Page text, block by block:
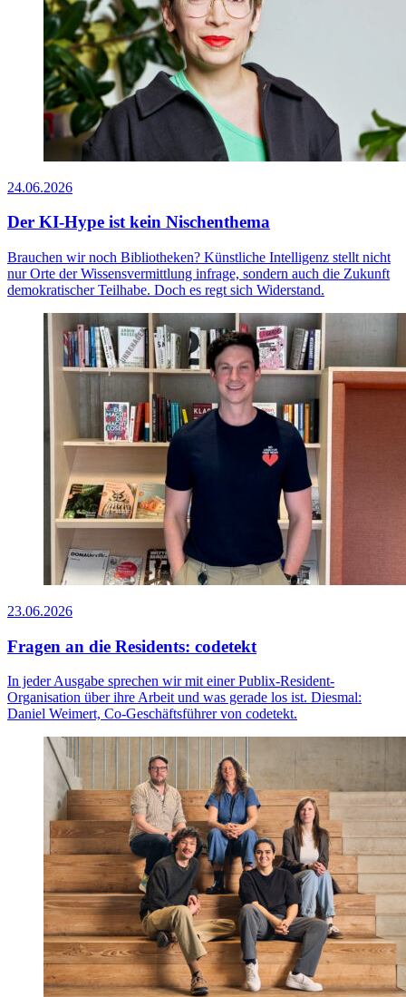
24.06.2026
Der KI-Hype ist kein Nischenthema
Brauchen wir noch Bibliotheken? Künstliche Intelligenz stellt nicht
nur Orte der Wissensvermittlung infrage, sondern auch die Zukunft
demokratischer Teilhabe. Doch es regt sich Widerstand.
23.06.2026
Fragen an die Residents: codetekt
In jeder Ausgabe sprechen wir mit einer Publix-Resident-
Organisation über ihre Arbeit und was gerade los ist. Diesmal:
Daniel Weimert, Co-Geschäftsführer von codetekt.